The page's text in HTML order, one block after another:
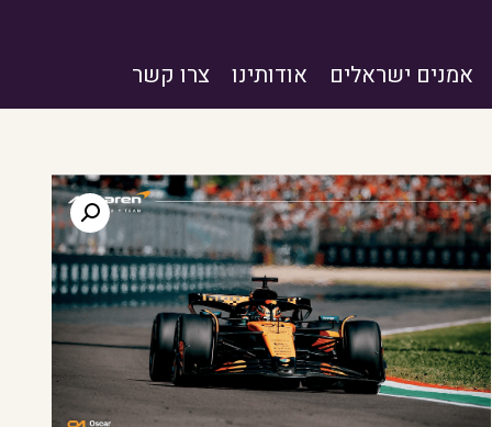
אמנים ישראלים אודותינו צרו קשר